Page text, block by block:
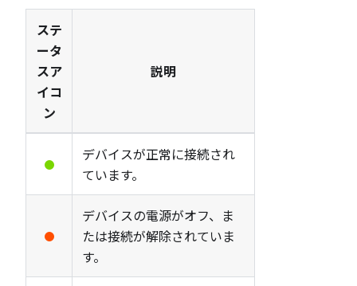
ステ
ータ
スア
イコ
ン
説明
デバイスが正常に接続され
ています。
デバイスの電源がオフ、ま
たは接続が解除されていま
す。